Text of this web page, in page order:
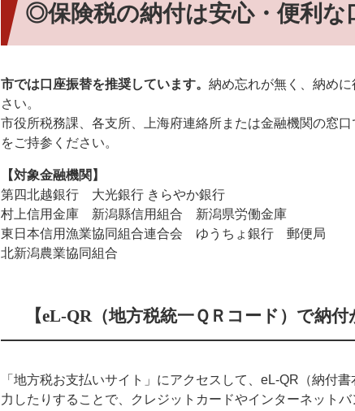
◎保険税の納付は安心・便利な
市では口座振替を推奨しています。 納め忘れが無く、納め
さい。
市役所税務課、各支所、上海府連絡所または金融機関の窓
をご持参ください。
【対象金融機関】
第四北越銀行 大光銀行 きらやか銀行
村上信用金庫 新潟縣信用組合 新潟県労働金庫
東日本信用漁業協同組合連合会 ゆうちょ銀行 郵便局
北新潟農業協同組合
【eL-QR（地方税統一ＱＲコード）で納付
「地方税お支払いサイト」にアクセスして、eL-QR（納付
力したりすることで、クレジットカードやインターネット